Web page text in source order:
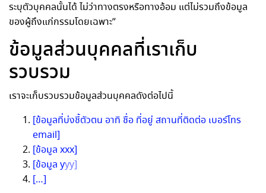
ระบุตัวบุคคลนั้นได้ ไม่ว่าทางตรงหรือทางอ้อม แต่ไม่รวมถึงข้อมูล
ของผู้ถึงแก่กรรมโดยเฉพาะ”
ข้อมูลส่วนบุคคลที่เราเก็บ
รวบรวม
เราจะเก็บรวบรวมข้อมูลส่วนบุคคลดังต่อไปนี้
[ข้อมูลที่บ่งชี้ตัวตน อาทิ ชื่อ ที่อยู่ สถานที่ติดต่อ เบอร์โทร
email]
[ข้อมูล xxx]
[ข้อมูล yyy]
[…]